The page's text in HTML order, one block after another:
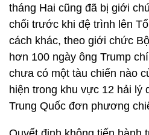
tháng Hai cũng đã bị giới
chối trước khi đệ trình lên
cách khác, theo giới chức
hơn 100 ngày ông Trump
chưa có một tàu chiến nào
hiện trong khu vực 12 hải lý
Trung Quốc đơn phương